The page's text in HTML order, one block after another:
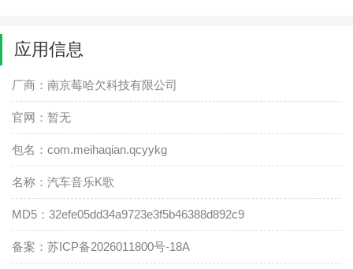
应用信息
厂商：南京莓哈欠科技有限公司
官网：暂无
包名：com.meihaqian.qcyykg
名称：汽车音乐K歌
MD5：32efe05dd34a9723e3f5b46388d892c9
备案：苏ICP备2026011800号-18A